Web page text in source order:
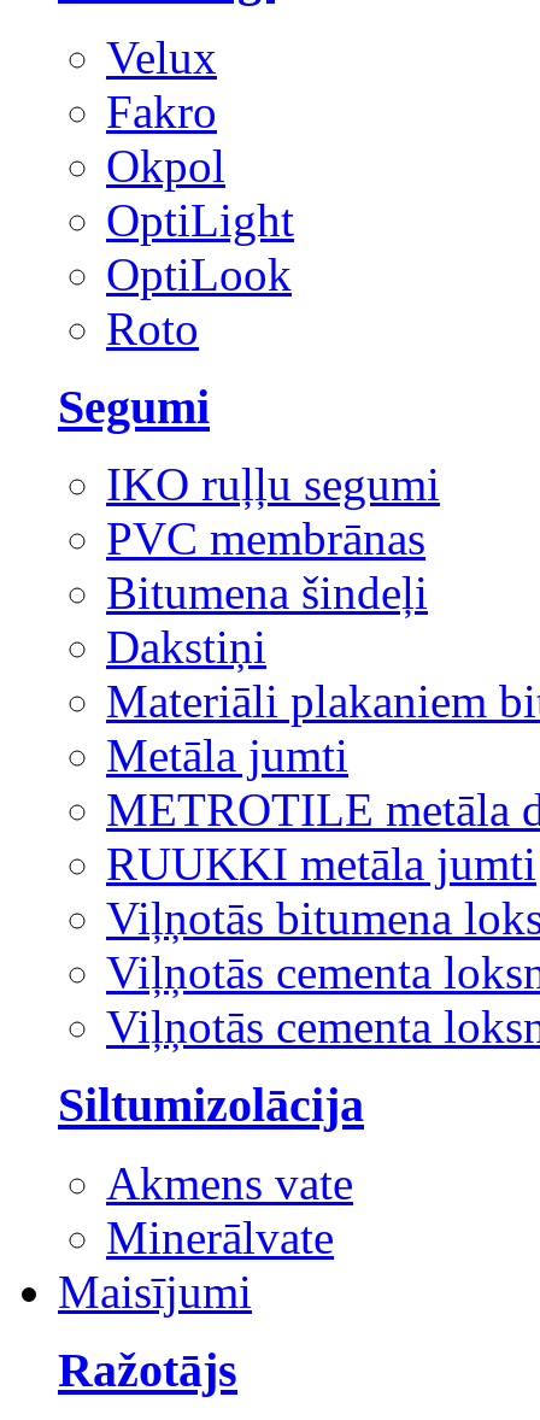
Velux
Fakro
Okpol
OptiLight
OptiLook
Roto
Segumi
IKO ruļļu segumi
PVC membrānas
Bitumena šindeļi
Dakstiņi
Materiāli plakaniem
Metāla jumti
METROTILE metāla
RUUKKI metāla jumti
Viļņotās bitumena
Viļņotās cementa
Viļņotās cementa
Siltumizolācija
Akmens vate
Minerālvate
Maisījumi
Ražotājs